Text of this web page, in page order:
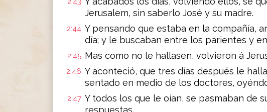
Jerusalem, sin saberlo José y su madre.
2:44 Y pensando que estaba en la compañía,
día; y le buscaban entre los parientes y
2:45 Mas como no le hallasen, volvieron á
2:46 Y aconteció, que tres días después le
sentado en medio de los doctores,
2:47 Y todos los que le oían, se pasmaban de
respuestas.